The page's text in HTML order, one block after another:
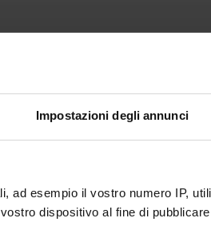
Impostazioni degli annunci
ad esempio il vostro numero IP,
dispositivo al fine di